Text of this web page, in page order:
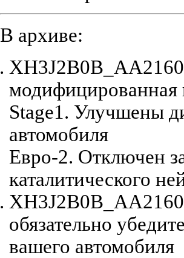
В архиве:
Stage1. Улучшены
автомобиля
Евро-2. Отключен
каталитического
обязательно
вашего автомобиля